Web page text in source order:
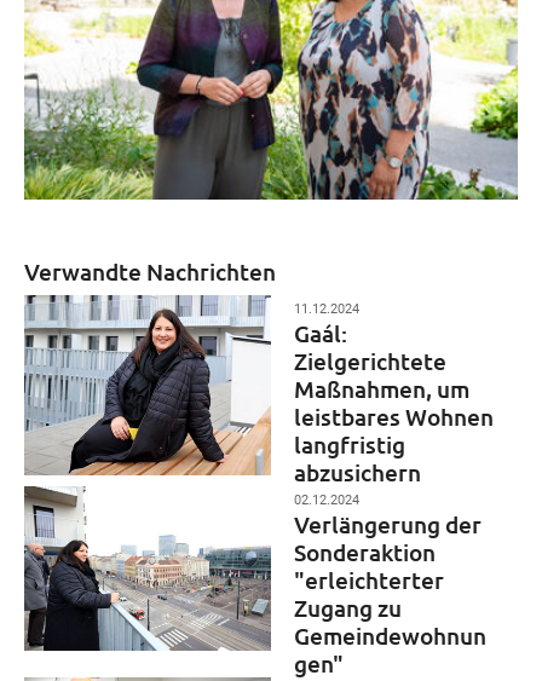
Verwandte Nachrichten
11.12.2024
Gaál:
Zielgerichtete
Maßnahmen, um
leistbares Wohnen
langfristig
abzusichern
02.12.2024
Verlängerung der
Sonderaktion
"erleichterter
Zugang zu
Gemeindewohnun
gen"